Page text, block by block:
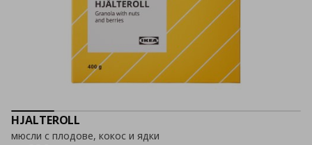
HJALTEROLL
мюсли с плодове, кокос и ядки